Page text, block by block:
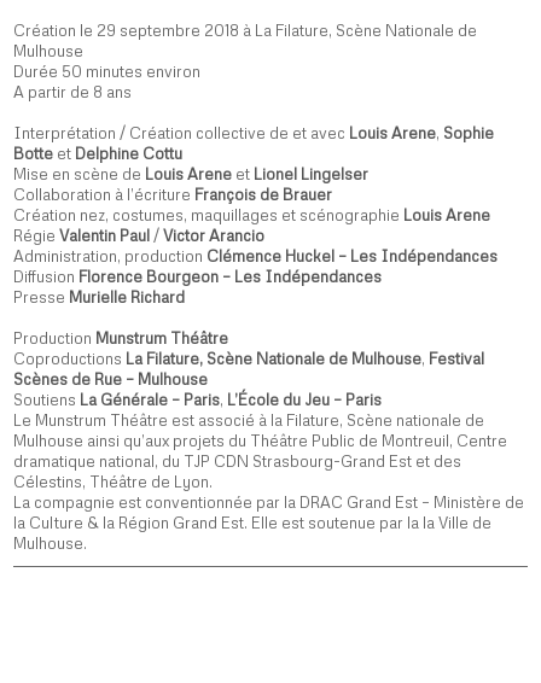
Création le 29 septembre 2018 à La Filature, Scène Nationale de
Mulhouse
Durée 50 minutes environ
A partir de 8 ans
Interprétation / Création collective de et avec Louis Arene, Sophie
Botte et Delphine Cottu
Mise en scène de Louis Arene et Lionel Lingelser
Collaboration à l’écriture François de Brauer
Création nez, costumes, maquillages et scénographie Louis Arene
RégieValentin Paul /Victor Arancio
Administration, production Clémence Huckel – Les Indépendances
Diffusion Florence Bourgeon – Les Indépendances
Presse Murielle Richard
Production Munstrum Théâtre
Coproductions La Filature, Scène Nationale de Mulhouse, Festival
Scènes de Rue – Mulhouse
Soutiens La Générale – Paris, L’École du Jeu – Paris
Le Munstrum Théâtre est associé à la Filature, Scène nationale de
Mulhouse ainsi qu’aux projets du Théâtre Public de Montreuil, Centre
dramatique national, du TJP CDN Strasbourg-Grand Est et des
Célestins, Théâtre de Lyon.
La compagnie est conventionnée par la DRAC Grand Est – Ministère de
la Culture & la Région Grand Est. Elle est soutenue par la la Ville de
Mulhouse.